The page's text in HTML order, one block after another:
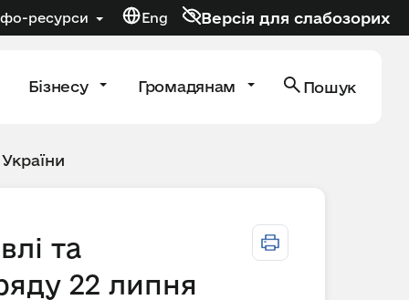
ресурси Eng Версія для слабозорих
Бізнесу Громадянам Пошук
та
22 липня